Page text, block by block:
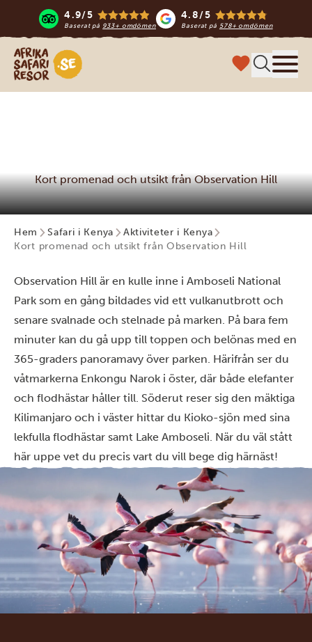
4.9/5
Baserat på 933+ omdömen
4.8/5
Baserat på 578+ omdömen
Safari-resor i Afrika
Kort promenad och utsikt från Observation Hill
Hem Safari i Kenya
Aktiviteter i Kenya
Kort promenad och utsikt från Observation Hill
Observation Hill är en kulle inne i Amboseli National
Park som en gång bildades vid ett vulkanutbrott och
senare svalnade och stelnade på marken. På bara fem
minuter kan du gå upp till toppen och belönas med en
365-graders panoramavy över parken. Härifrån ser du
våtmarkerna Enkongu Narok i öster, där både elefanter
och flodhästar håller till. Söderut reser sig den mäktiga
Kilimanjaro och i väster hittar du Kioko-sjön med sina
lekfulla flodhästar samt Lake Amboseli. När du väl stått
här uppe vet du precis vart du vill bege dig härnäst!